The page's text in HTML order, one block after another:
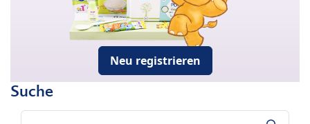
Neu registrieren
Suche